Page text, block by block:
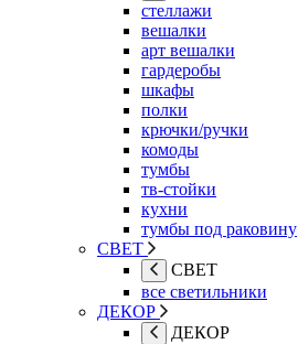
стеллажи
вешалки
арт вешалки
гардеробы
шкафы
полки
крючки/ручки
комоды
тумбы
тв-стойки
кухни
тумбы под раковину
СВЕТ
СВЕТ
все светильники
ДЕКОР
ДЕКОР